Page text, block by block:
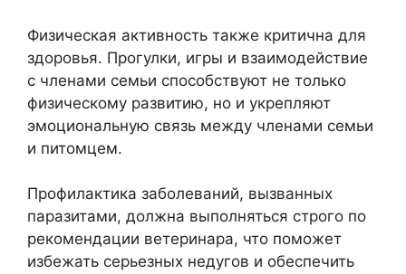
Физическая активность также критична для
здоровья. Прогулки, игры и взаимодействие
с членами семьи способствуют не только
физическому развитию, но и укрепляют
эмоциональную связь между членами семьи
и питомцем.
Профилактика заболеваний, вызванных
паразитами, должна выполняться строго по
рекомендации ветеринара, что поможет
избежать серьезных недугов и обеспечить